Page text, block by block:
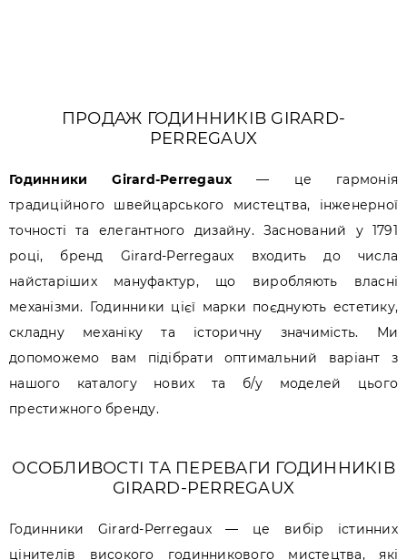
ПРОДАЖ ГОДИННИКІВ GIRARD-
PERREGAUX
Годинники Girard-Perregaux — це гармонія
традиційного швейцарського мистецтва, інженерної
точності та елегантного дизайну. Заснований у 1791
році, бренд Girard-Perregaux входить до числа
найстаріших мануфактур, що виробляють власні
механізми. Годинники цієї марки поєднують естетику,
складну механіку та історичну значимість. Ми
допоможемо вам підібрати оптимальний варіант з
нашого каталогу нових та б/у моделей цього
престижного бренду.
ОСОБЛИВОСТІ ТА ПЕРЕВАГИ ГОДИННИКІВ
GIRARD-PERREGAUX
Годинники Girard-Perregaux — це вибір істинних
цінителів високого годинникового мистецтва, які